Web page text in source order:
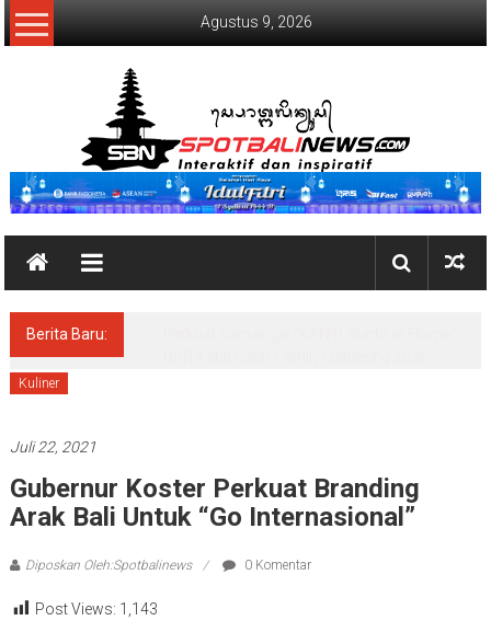
Lompat
ke
Agustus 9, 2026
SpotBaliNews
Berita Baru:
Kuliner
Juli 22, 2021
Gubernur Koster Perkuat Branding
Arak Bali Untuk “Go Internasional”
Diposkan Oleh:Spotbalinews 0 Komentar
Post Views: 1,143